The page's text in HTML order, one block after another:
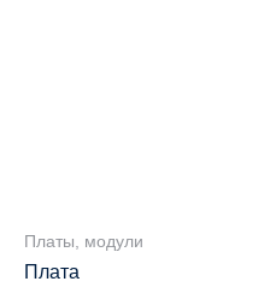
Платы, модули
Плата